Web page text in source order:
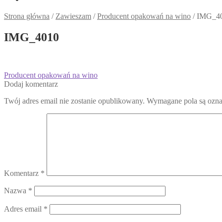
Strona główna / Zawieszam /Producent opakowań na wino /
IMG_4010
Nawigacja
wpisu
Poprzedni
wpis:
Producent opakowań na wino
Dodaj komentarz
Twój adres email nie zostanie opublikowany. Wymagane pola są
Komentarz *
Nazwa *
Adres email *